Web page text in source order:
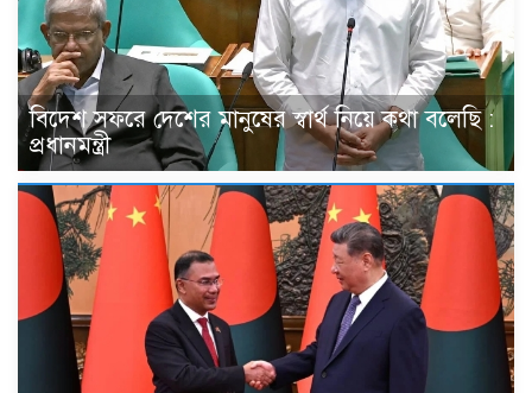
বিদেশ সফরে দেশের মানুষের স্বার্থ নিয়ে কথা বলেছি :
প্রধানমন্ত্রী